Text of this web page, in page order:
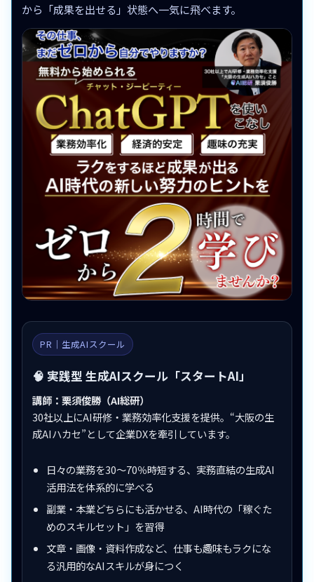
から「成果を出せる」状態へ一気に飛べます。
PR｜生成AIスクール
🧠 実践型 生成AIスクール「スタートAI」
講師：栗須俊勝（AI総研）
30社以上にAI研修・業務効率化支援を提供。“大阪の生
成AIハカセ”として企業DXを牽引しています。
日々の業務を30〜70％時短する、実務直結の生成AI
活用法を体系的に学べる
副業・本業どちらにも活かせる、AI時代の「稼ぐた
めのスキルセット」を習得
文章・画像・資料作成など、仕事も趣味もラクにな
る汎用的なAIスキルが身につく